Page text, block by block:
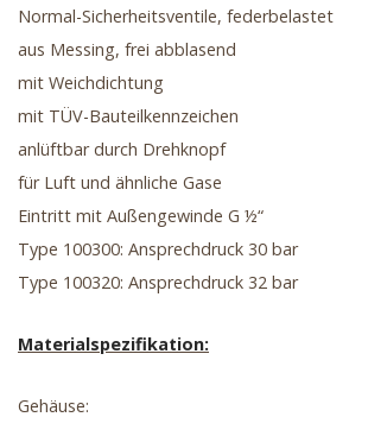
Normal-Sicherheitsventile, federbelastet
aus Messing, frei abblasend
mit Weichdichtung
mit TÜV-Bauteilkennzeichen
anlüftbar durch Drehknopf
für Luft und ähnliche Gase
Eintritt mit Außengewinde G ½“
Type 100300: Ansprechdruck 30 bar
Type 100320: Ansprechdruck 32 bar
Materialspezifikation:
Gehäuse: